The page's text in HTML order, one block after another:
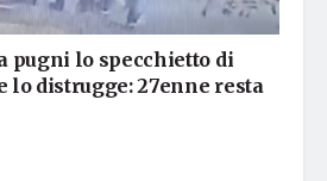
pugni lo specchietto di
lo distrugge: 27enne resta